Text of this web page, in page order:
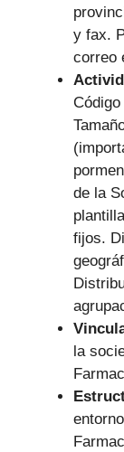
y fax.
correo
de la
fijos.
la